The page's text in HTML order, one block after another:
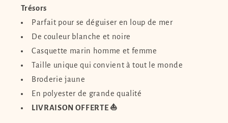
Trésors
Parfait pour se déguiser en loup de mer
De couleur blanche et noire
Casquette marin homme et femme
Taille unique qui convient à tout le monde
Broderie jaune
En polyester de grande qualité
LIVRAISON OFFERTE ⛵